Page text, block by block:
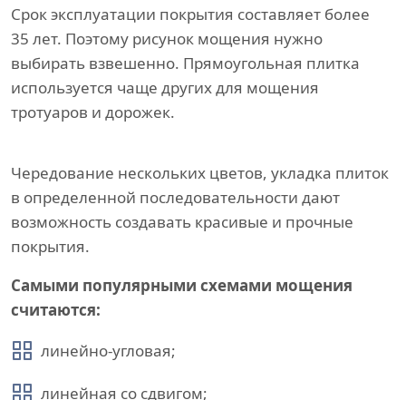
Срок эксплуатации покрытия составляет более
35 лет. Поэтому рисунок мощения нужно
выбирать взвешенно. Прямоугольная плитка
используется чаще других для мощения
тротуаров и дорожек.
Чередование нескольких цветов, укладка плиток
в определенной последовательности дают
возможность создавать красивые и прочные
покрытия.
Самыми популярными схемами мощения
считаются:
линейно-угловая;
линейная со сдвигом;